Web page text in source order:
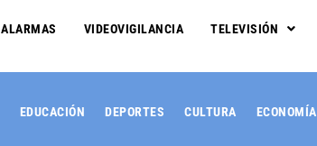
ALARMAS VIDEOVIGILANCIA TELEVISIÓN
EDUCACIÓN DEPORTES CULTURA ECONOMÍA